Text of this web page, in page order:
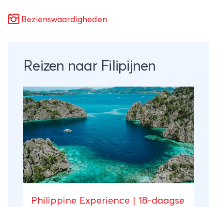
Bezienswaardigheden
Reizen naar Filipijnen
Philippine Experience | 18-daagse